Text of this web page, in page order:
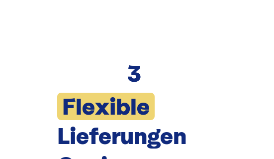
Flexible
Lieferungen
3